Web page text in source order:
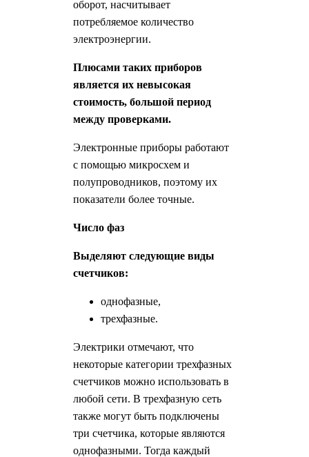
оборот, насчитывает
потребляемое количество
электроэнергии.
Плюсами таких приборов
является их невысокая
стоимость, большой период
между проверками.
Электронные приборы работают
с помощью микросхем и
полупроводников, поэтому их
показатели более точные.
Число фаз
Выделяют следующие виды
счетчиков:
однофазные,
трехфазные.
Электрики отмечают, что
некоторые категории трехфазных
счетчиков можно использовать в
любой сети. В трехфазную сеть
также могут быть подключены
три счетчика, которые являются
однофазными. Тогда каждый